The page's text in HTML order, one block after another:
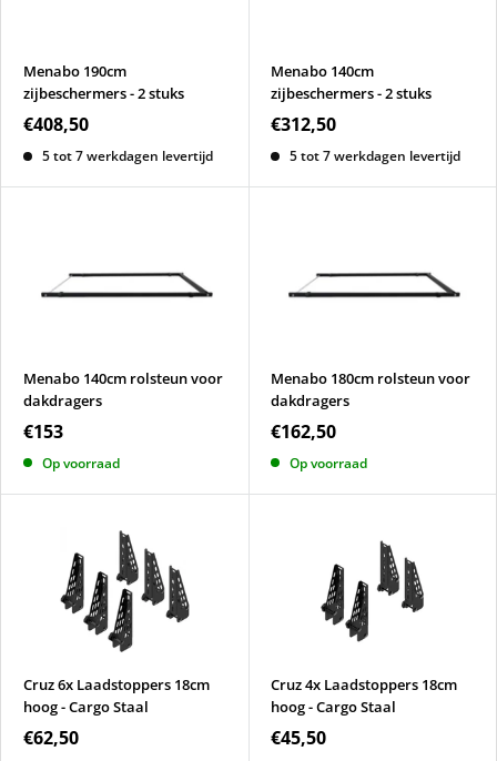
Menabo 190cm
zijbeschermers - 2 stuks
€408,50
5 tot 7 werkdagen levertijd
Menabo 140cm
zijbeschermers - 2 stuks
€312,50
5 tot 7 werkdagen levertijd
Menabo 140cm rolsteun voor
dakdragers
€153
Op voorraad
Menabo 180cm rolsteun voor
dakdragers
€162,50
Op voorraad
Cruz 6x Laadstoppers 18cm
hoog - Cargo Staal
€62,50
Cruz 4x Laadstoppers 18cm
hoog - Cargo Staal
€45,50